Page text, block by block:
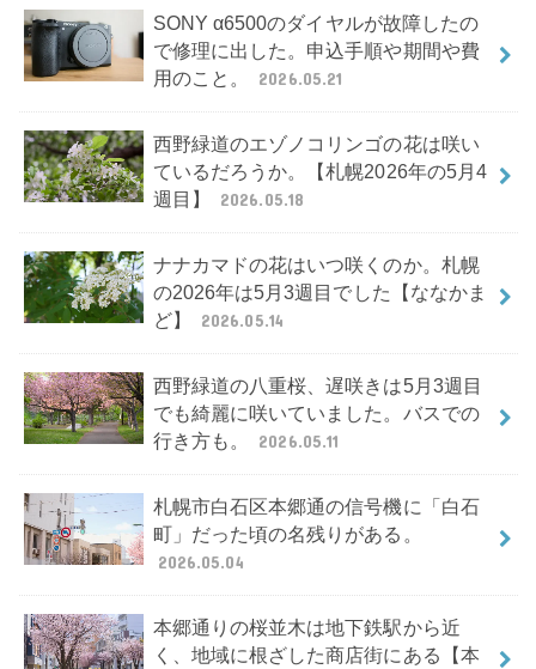
SONY α6500のダイヤルが故障したの
で修理に出した。申込手順や期間や費
用のこと。
2026.05.21
西野緑道のエゾノコリンゴの花は咲い
ているだろうか。【札幌2026年の5月4
週目】
2026.05.18
ナナカマドの花はいつ咲くのか。札幌
の2026年は5月3週目でした【ななかま
ど】
2026.05.14
西野緑道の八重桜、遅咲きは5月3週目
でも綺麗に咲いていました。バスでの
行き方も。
2026.05.11
札幌市白石区本郷通の信号機に「白石
町」だった頃の名残りがある。
2026.05.04
本郷通りの桜並木は地下鉄駅から近
く、地域に根ざした商店街にある【本